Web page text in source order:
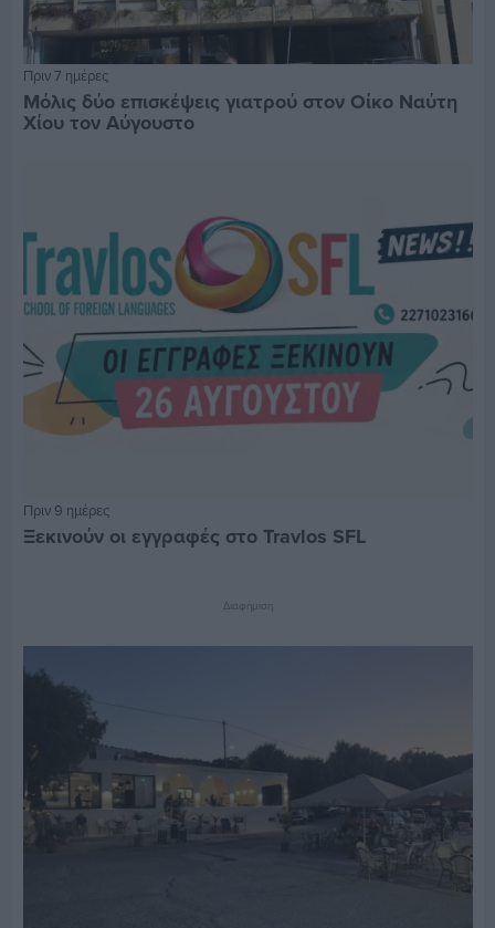
Πριν 7 ημέρες
Μόλις δύο επισκέψεις γιατρού στον Οίκο Ναύτη
Χίου τον Αύγουστο
Πριν 9 ημέρες
Ξεκινούν οι εγγραφές στο Travlos SFL
Διαφήμιση